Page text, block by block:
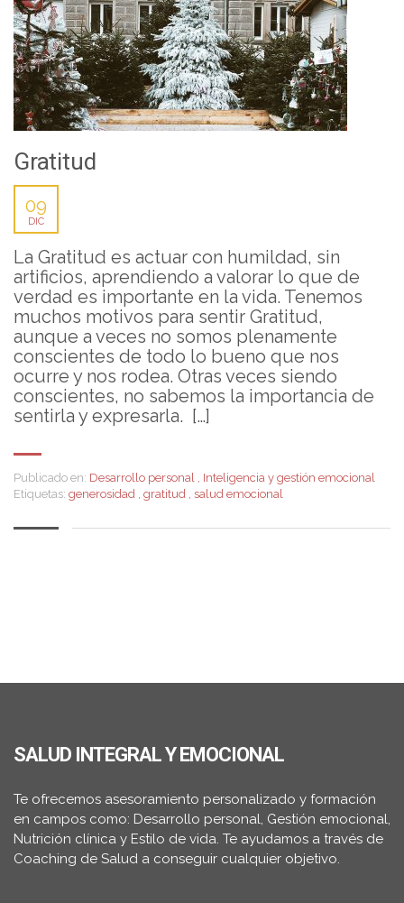
Gratitud
09
DIC
La Gratitud es actuar con humildad, sin
artificios, aprendiendo a valorar lo que de
verdad es importante en la vida. Tenemos
muchos motivos para sentir Gratitud,
aunque a veces no somos plenamente
conscientes de todo lo bueno que nos
ocurre y nos rodea. Otras veces siendo
conscientes, no sabemos la importancia de
sentirla y expresarla. […]
Publicado en: Desarrollo personal , Inteligencia y gestión emocional
Etiquetas: generosidad , gratitud , salud emocional
SALUD INTEGRAL Y EMOCIONAL
Te ofrecemos asesoramiento personalizado y formación
en campos como: Desarrollo personal, Gestión emocional,
Nutrición clínica y Estilo de vida. Te ayudamos a través de
Coaching de Salud a conseguir cualquier objetivo.